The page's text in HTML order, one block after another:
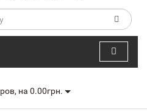
на 0.00грн.